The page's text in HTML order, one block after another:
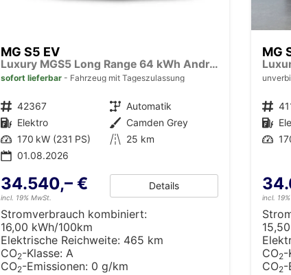
MG S5 EV
Luxury MGS5 Long Range 64 kWh Android Auto*Navi*SHZ*360°*Keyless*E-Heck*ACC
sofort lieferbar Fahrzeug mit Tageszulassung
Fahrzeugnr. 42367 Getriebe Automatik
Kraftstoff Elektro Außenfarbe Camden Grey
Leistung 170 kW (231 PS) Kilometerstand 25 km
01.08.2026
34.540,– €
incl. 19% MwSt.
Details
Stromverbrauch kombiniert:
16,00 kWh/100km
Elektrische Reichweite: 465 km
CO2-Klasse: A
CO2-Emissionen: 0 g/km
MG
Fahrzeugnr.
Kraftstoff
Leistung
incl.
CO2-
CO2-